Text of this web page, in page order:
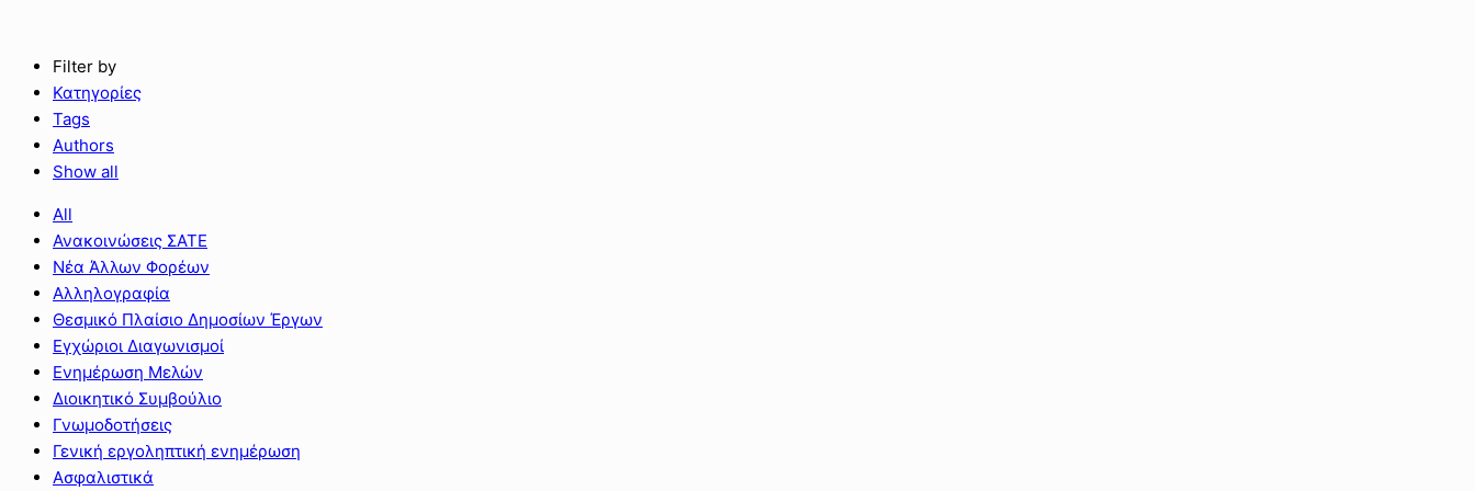
Filter by
Κατηγορίες
Tags
Authors
Show all
All
Ανακοινώσεις ΣΑΤΕ
Νέα Άλλων Φορέων
Αλληλογραφία
Θεσμικό Πλαίσιο Δημοσίων Έργων
Εγχώριοι Διαγωνισμοί
Ενημέρωση Μελών
Διοικητικό Συμβούλιο
Γνωμοδοτήσεις
Γενική εργοληπτική ενημέρωση
Ασφαλιστικά